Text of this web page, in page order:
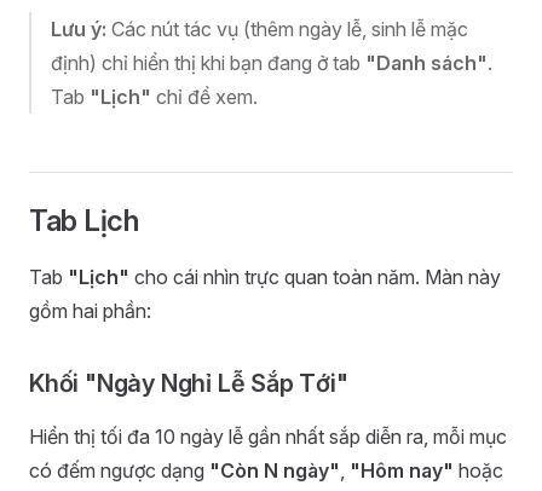
Lưu ý: Các nút tác vụ (thêm ngày lễ, sinh lễ mặc
định) chỉ hiển thị khi bạn đang ở tab "Danh sách".
Tab "Lịch" chỉ để xem.
Tab Lịch
Tab "Lịch" cho cái nhìn trực quan toàn năm. Màn này
gồm hai phần:
Khối "Ngày Nghỉ Lễ Sắp Tới"
Hiển thị tối đa 10 ngày lễ gần nhất sắp diễn ra, mỗi mục
có đếm ngược dạng "Còn N ngày", "Hôm nay" hoặc